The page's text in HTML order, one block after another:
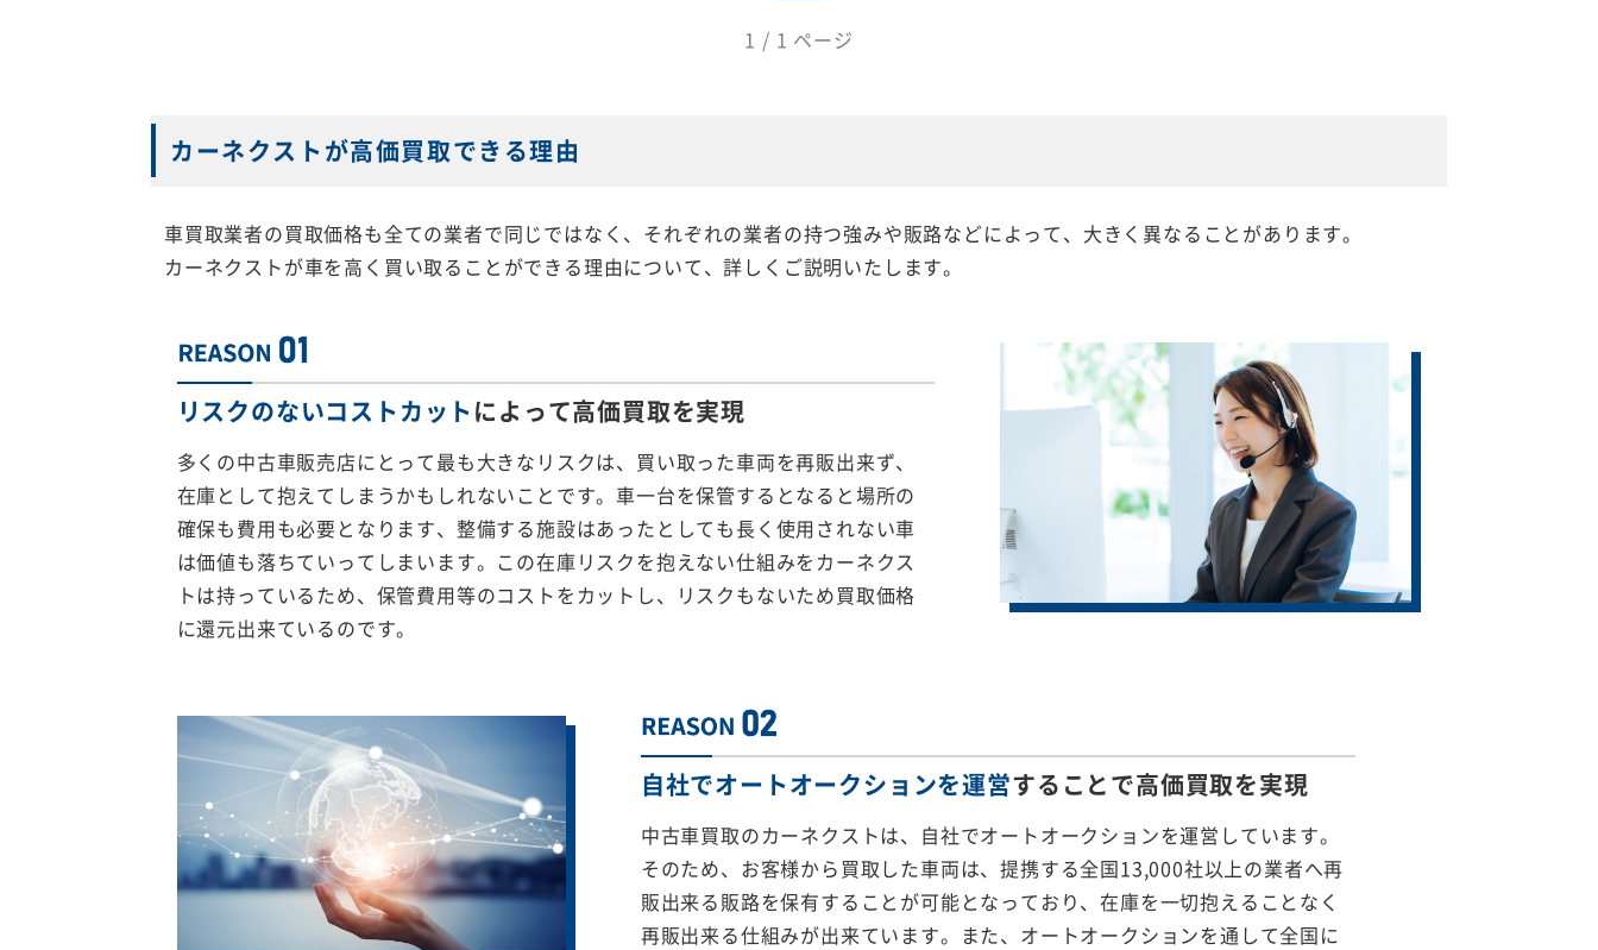
1 / 1 ページ
カーネクストが高価買取できる理由
車買取業者の買取価格も全ての業者で同じではなく、それぞれの業者の持つ強みや販路などによって、大きく異なることがあります。
カーネクストが車を高く買い取ることができる理由について、詳しくご説明いたします。
リスクのないコストカットによって高価買取を実現
多くの中古車販売店にとって最も大きなリスクは、買い取った車両を再販出来ず、
在庫として抱えてしまうかもしれないことです。車一台を保管するとなると場所の
確保も費用も必要となります、整備する施設はあったとしても長く使用されない車
は価値も落ちていってしまいます。この在庫リスクを抱えない仕組みをカーネクス
トは持っているため、保管費用等のコストをカットし、リスクもないため買取価格
に還元出来ているのです。
自社でオートオークションを運営することで高価買取を実現
中古車買取のカーネクストは、自社でオートオークションを運営しています。
そのため、お客様から買取した車両は、提携する全国13,000社以上の業者へ再
販出来る販路を保有することが可能となっており、在庫を一切抱えることなく
再販出来る仕組みが出来ています。また、オートオークションを通して全国に